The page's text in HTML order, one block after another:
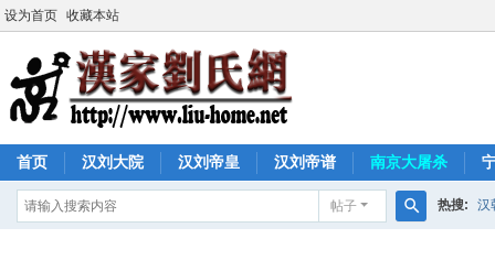
设为首页 收藏本站
首页 汉刘大院 汉刘帝皇 汉刘帝谱 南京大屠杀
帖子 热搜: 汉